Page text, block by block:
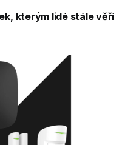
kterým lidé stále věří